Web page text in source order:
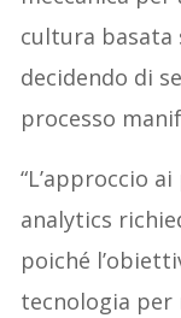
cultura basata
decidendo di
processo
“L’approccio
analytics
poiché
tecnologia